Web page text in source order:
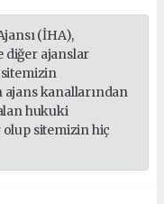
(İHA),
diğer ajanslar
kanallarından
hukuki
sitemizin hiç